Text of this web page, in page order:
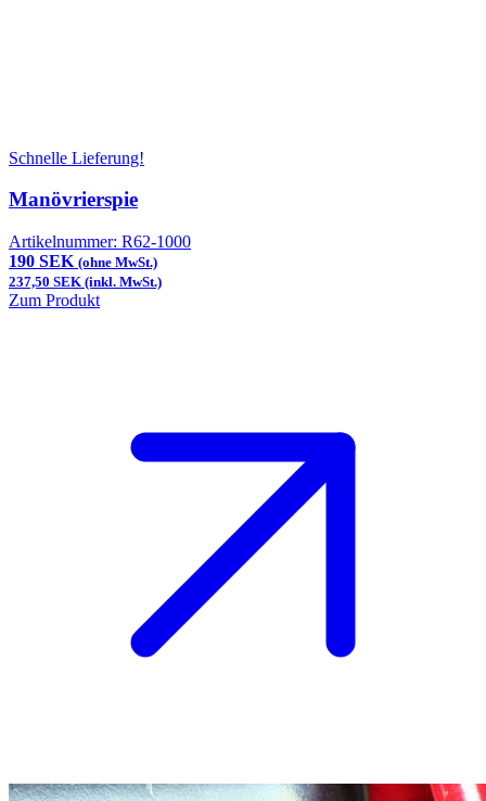
Schnelle Lieferung!
Manövrierspie
Artikelnummer: R62-1000
190 SEK (ohne MwSt.)
237,50 SEK (inkl. MwSt.)
Zum Produkt